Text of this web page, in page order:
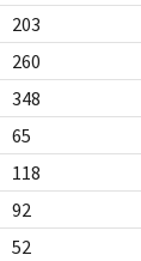
203
260
348
65
118
92
52